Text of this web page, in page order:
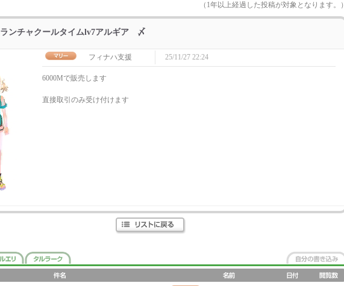
（1年以上経過した投稿が対象となります。）
ランチャクールタイムlv7アルギア 〆
フィナハ支援 25/11/27 22:24
6000Mで販売します
直接取引のみ受け付けます